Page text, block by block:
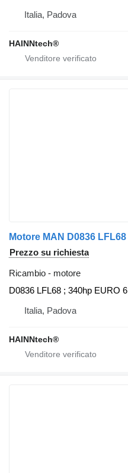
Italia, Padova
HAINNtech®
Prezzo su richiesta
Ricambio - motore
D0836 LFL68 ; 340hp EURO 6
Italia, Padova
HAINNtech®